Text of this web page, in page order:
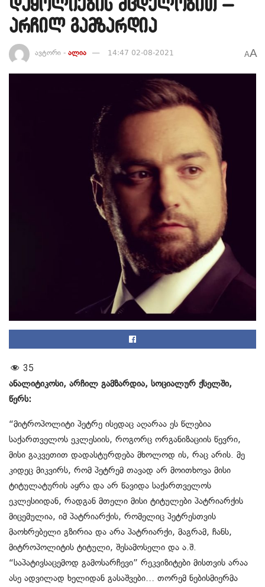
არჩილ გამზარდია
ავტორი - ალია 14:47 02-08-2021 AA
35
ანალიტიკოსი, არჩილ გამზარდია, სოციალურ ქსელში,
წერს:
“მიტროპოლიტი პეტრე ისედაც აღარაა ეს წლებია
საქართველოს ეკლესიის, როგორც ორგანიზაციის წევრი,
მისი გაკვეთით დადასტურდება მხოლოდ ის, რაც არის. მე
კიდეც მიკვირს, რომ პეტრემ თავად არ მოითხოვა მისი
ტიტულატურის აყრა და არ წავიდა საქართველოს
ეკლესიიდან, რადგან მთელი მისი ტიტულები პატრიარქის
მიცემულია, იმ პატრიარქის, რომელიც პეტრესთვის
მაოხრებელი გზირია და არა პატრიარქი, მაგრამ, ჩანს,
მიტროპოლიტის ტიტული, შესამოსელი და ა.შ.
“საპატივსაცემოდ გამოსარჩევი” რეკვიზიტები მისთვის არაა
ასე ადვილად ხელიდან გასაშვები… თორემ ნებისმიერმა